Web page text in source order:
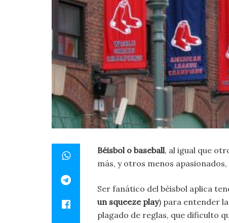
Béisbol o baseball, al igual que
más, y otros menos
Ser fanático del béisbol aplica
un squeeze play) para entender
plagado de reglas, que dificulto